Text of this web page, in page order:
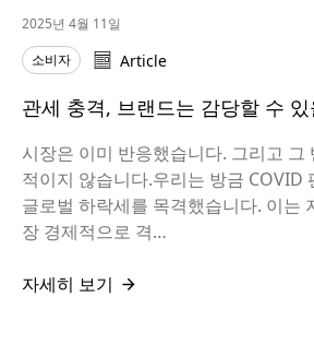
2025년 4월 11일
소비자
Article
관세 충격, 브랜드는 감당할 수 있
시장은 이미 반응했습니다. 그리고 그
적이지 않습니다.우리는 방금 COVID
글로벌 하락세를 목격했습니다. 이는
장 경제적으로 격…
자세히 보기